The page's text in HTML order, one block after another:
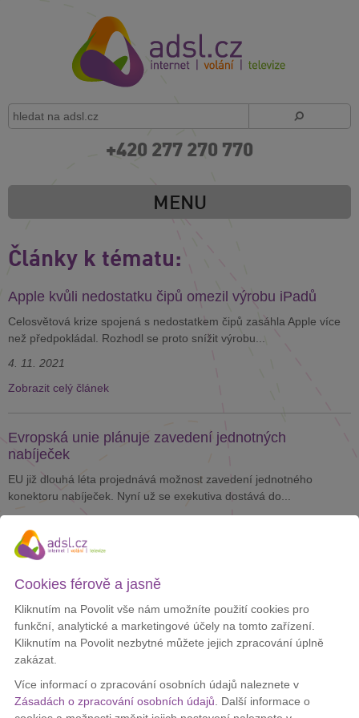
+420 277 270 770
MENU
Články k tématu:
Apple kvůli nedostatku čipů omezil výrobu iPadů
Celosvětová krize spojená s nedostatkem čipů zasáhla Apple více
než předpokládal. Rozhodl se proto snížit výrobu...
4. 11. 2021
Zobrazit celý článek
Evropská unie plánuje zavedení jednotných
nabíječek
EU již dlouhá léta projednává možnost zavedení jednotného
konektoru nabíječek. Nyní už se exekutiva dostává do...
Zobrazit celý článek
Apple Keynote přinesla nový iPad Pro, AirTag i
iPhone
V úterý večer proběhla první letošní Apple Keynote. Americká
společnost během ní představila několik očekávaných...
21. 4. 2021
Zobrazit celý článek
Cookies férově a jasně
Kliknutím na Povolit vše nám umožníte použití cookies pro
funkční, analytické a marketingové účely na tomto zařízení.
Kliknutím na Povolit nezbytné můžete jejich zpracování úplně
zakázat.
Více informací o zpracování osobních údajů naleznete v
Zásadách o zpracování osobních údajů. Další informace o